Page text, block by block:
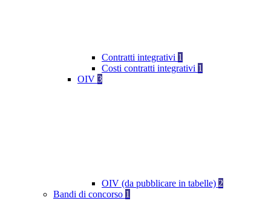
Contratti integrativi 1
Costi contratti integrativi 1
OIV 3
OIV (da pubblicare in tabelle) 2
Bandi di concorso 1